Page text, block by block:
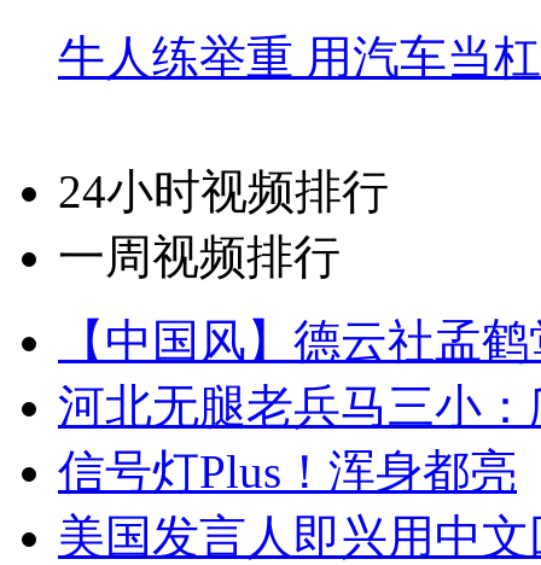
牛人练举重 用汽车当
24小时视频排行
一周视频排行
【中国风】德云社孟
河北无腿老兵马三小
信号灯Plus！浑身都亮
美国发言人即兴用中